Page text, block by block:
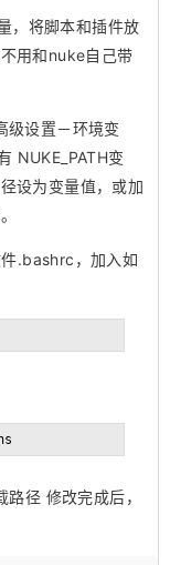
，将脚本和插件放
用和nuke自己带
级设置－环境变
NUKE_PATH变
设为变量值，或加
.bashrc，加入如
径 修改完成后，